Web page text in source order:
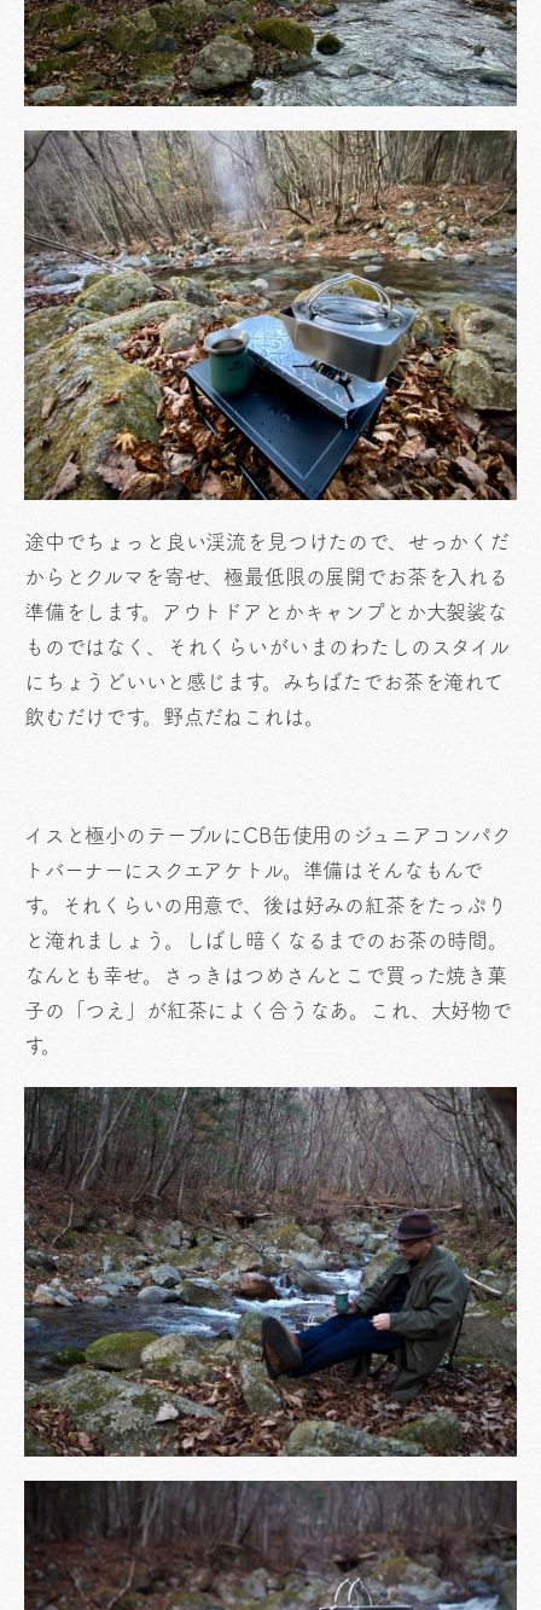
途中でちょっと良い渓流を見つけたので、せっかくだ
からとクルマを寄せ、極最低限の展開でお茶を入れる
準備をします。アウトドアとかキャンプとか大袈裟な
ものではなく、それくらいがいまのわたしのスタイル
にちょうどいいと感じます。みちばたでお茶を淹れて
飲むだけです。野点だねこれは。
イスと極小のテーブルにCB缶使用のジュニアコンパク
トバーナーにスクエアケトル。準備はそんなもんで
す。それくらいの用意で、後は好みの紅茶をたっぷり
と淹れましょう。しばし暗くなるまでのお茶の時間。
なんとも幸せ。さっきはつめさんとこで買った焼き菓
子の「つえ」が紅茶によく合うなあ。これ、大好物で
す。